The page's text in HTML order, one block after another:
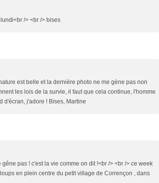
/> <br /> bises
est belle et la dernière photo ne me gène pas non
les lois de la survie, il faut que cela continue, l'homme
d'écran, j'adore ! Bises, Martine
pas ! c'est la vie comme on dit !<br /> <br /> ce week
en plein centre du petit village de Corrençon , dans